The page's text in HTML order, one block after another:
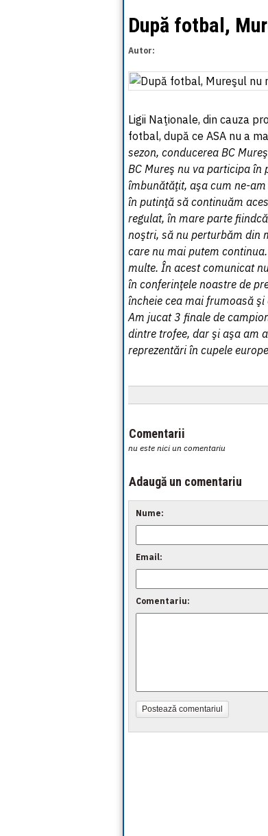
După fotbal,
Autor:
Ligii Naţionale, din cauza
fotbal, după ce ASA nu a
sezon, conducerea BC
BC Mureş nu va participa în
îmbunătăţit, aşa cum ne-
în putinţă să continuăm
regulat, în mare parte
noştri, să nu perturbăm din
care nu mai putem
multe. În acest comunicat
în conferinţele noastre de
încheie cea mai frumoasă
Am jucat 3 finale de
dintre trofee, dar şi aşa am
reprezentări în cupele
Comentarii
nu este nici un comentariu
Adaugă un comentariu
Nume:
Email:
Comentariu:
Postează comentariul